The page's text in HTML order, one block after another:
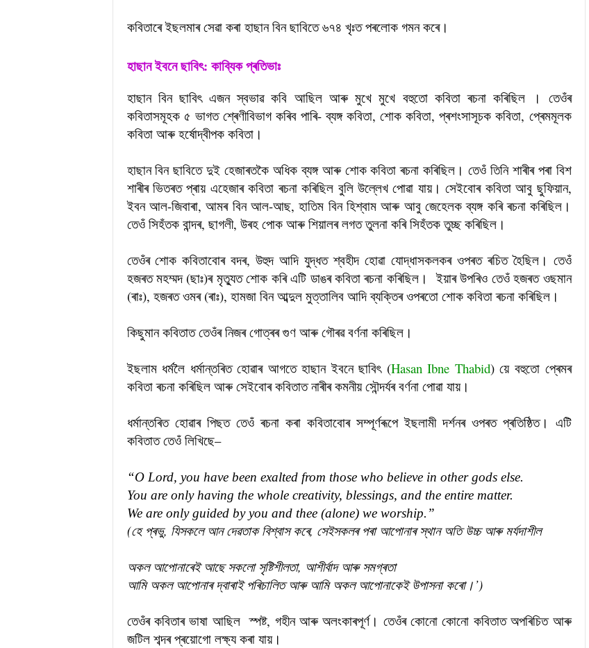
কবিতাৰে ইছলমাৰ সেৱা কৰা হাছান বিন ছাবিতে ৬৭৪ খৃঃত পৰলোক গমন কৰে।
হাছান ইবনে ছাবিৎ: কাব্যিক প্ৰতিভাঃ
হাছান বিন ছাবিৎ এজন স্বভাৱ কবি আছিল আৰু মুখে মুখে বহুতো কবিতা ৰচনা কৰিছিল । তেওঁৰ
কবিতাসমূহক ৫ ভাগত শ্ৰেণীবিভাগ কৰিব পাৰি- ব্যঙ্গ কবিতা, শোক কবিতা, প্ৰশংসাসূচক কবিতা, প্ৰেমমূলক
কবিতা আৰু হৰ্ষোদ্বীপক কবিতা।
হাছান বিন ছাবিতে দুই হেজাৰতকৈ অধিক ব্যঙ্গ আৰু শোক কবিতা ৰচনা কৰিছিল। তেওঁ তিনি শাৰীৰ পৰা বিশ
শাৰীৰ ভিতৰত প্ৰায় এহেজাৰ কবিতা ৰচনা কৰিছিল বুলি উল্লেখ পোৱা যায়। সেইবোৰ কবিতা আবু ছুফিয়ান,
ইবন আল-জিবাৰা, আমৰ বিন আল-আছ, হাতিম বিন হিশ্বাম আৰু আবু জেহেলক ব্যঙ্গ কৰি ৰচনা কৰিছিল।
তেওঁ সিহঁতক বান্দৰ, ছাগলী, উৰহ পোক আৰু শিয়ালৰ লগত তুলনা কৰি সিহঁতক তুচ্ছ কৰিছিল।
তেওঁৰ শোক কবিতাবোৰ বদৰ, উহুদ আদি যুদ্ধত শ্বহীদ হোৱা যোদ্ধাসকলকৰ ওপৰত ৰচিত হৈছিল। তেওঁ
হজৰত মহম্মদ (ছাঃ)ৰ মৃত্যুত শোক কৰি এটি ডাঙৰ কবিতা ৰচনা কৰিছিল। ইয়াৰ উপৰিও তেওঁ হজৰত ওছমান
(ৰাঃ), হজৰত ওমৰ (ৰাঃ), হামজা বিন আব্দুল মুত্তালিব আদি ব্যক্তিৰ ওপৰতো শোক কবিতা ৰচনা কৰিছিল।
কিছুমান কবিতাত তেওঁৰ নিজৰ গোত্ৰৰ গুণ আৰু গৌৰৱ বৰ্ণনা কৰিছিল।
ইছলাম ধৰ্মলৈ ধৰ্মান্তৰিত হোৱাৰ আগতে হাছান ইবনে ছাবিৎ (Hasan Ibne Thabid) য়ে বহুতো প্ৰেমৰ
কবিতা ৰচনা কৰিছিল আৰু সেইবোৰ কবিতাত নাৰীৰ কমনীয় সৌন্দৰ্যৰ বৰ্ণনা পোৱা যায়।
ধৰ্মান্তৰিত হোৱাৰ পিছত তেওঁ ৰচনা কৰা কবিতাবোৰ সম্পূৰ্ণৰূপে ইছলামী দৰ্শনৰ ওপৰত প্ৰতিষ্ঠিত। এটি
কবিতাত তেওঁ লিখিছে–
“O Lord, you have been exalted from those who believe in other gods else.
You are only having the whole creativity, blessings, and the entire matter.
We are only guided by you and thee (alone) we worship.”
(হে প্ৰভু, যিসকলে আন দেৱতাক বিশ্বাস কৰে, সেইসকলৰ পৰা আপোনাৰ স্থান অতি উচ্চ আৰু মৰ্যদাশীল
অকল আপোনাৰেই আছে সকলো সৃষ্টিশীলতা, আশীৰ্বাদ আৰু সমগ্ৰতা
আমি অকল আপোনাৰ দ্বাৰাই পৰিচালিত আৰু আমি অকল আপোনাকেই উপাসনা কৰো।’)
তেওঁৰ কবিতাৰ ভাষা আছিল স্পষ্ট, গহীন আৰু অলংকাৰপূৰ্ণ। তেওঁৰ কোনো কোনো কবিতাত অপৰিচিত আৰু
জটিল শব্দৰ প্ৰয়োগো লক্ষ্য কৰা যায়।